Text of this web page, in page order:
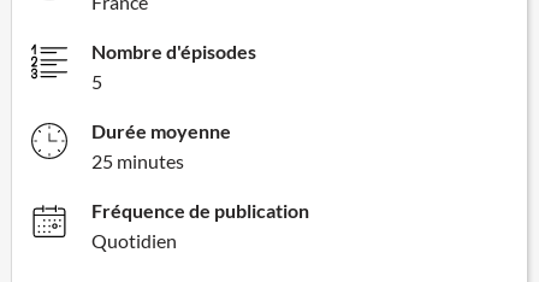
Nombre d'épisodes
5
Durée moyenne
25 minutes
Fréquence de publication
Quotidien